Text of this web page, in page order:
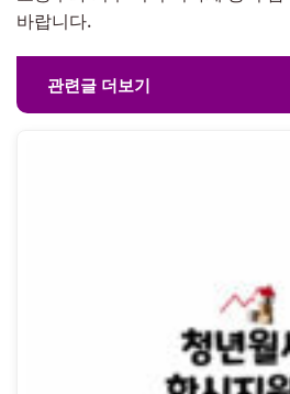
바랍니다.
관련글 더보기